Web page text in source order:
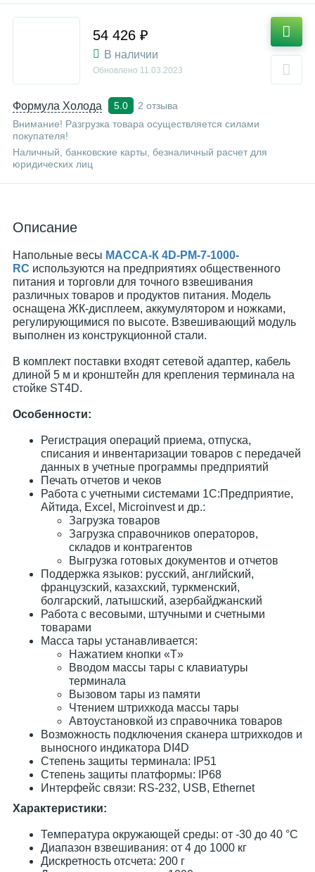
Формула Холода 5.0
2 отзыва
Внимание! Разгрузка товара осуществляется силами
покупателя!
Наличный, банковские карты, безналичный расчет для
юридических лиц
54 426 ₽
В наличии
Обновлено 11.03.2023
Описание
Напольные весы МАССА-К 4D-PМ-7-1000-
RC используются на предприятиях общественного
питания и торговли для точного взвешивания
различных товаров и продуктов питания. Модель
оснащена ЖК-дисплеем, аккумулятором и ножками,
регулирующимися по высоте. Взвешивающий модуль
выполнен из конструкционной стали.
В комплект поставки входят сетевой адаптер, кабель
длиной 5 м и кронштейн для крепления терминала на
стойке ST4D.
Особенности:
Регистрация операций приема, отпуска,
списания и инвентаризации товаров с передачей
данных в учетные программы предприятий
Печать отчетов и чеков
Работа с учетными системами 1С:Предприятие,
Айтида, Excel, Microinvest и др.:
Загрузка товаров
Загрузка справочников операторов,
складов и контрагентов
Выгрузка готовых документов и отчетов
Поддержка языков: русский, английский,
французский, казахский, туркменский,
болгарский, латышский, азербайджанский
Работа с весовыми, штучными и счетными
товарами
Масса тары устанавливается:
Нажатием кнопки «T»
Вводом массы тары с клавиатуры
терминала
Вызовом тары из памяти
Чтением штрихкода массы тары
Автоустановкой из справочника товаров
Возможность подключения сканера штрихкодов и
выносного индикатора DI4D
Степень защиты терминала: IP51
Степень защиты платформы: IP68
Интерфейс связи: RS-232, USB, Ethernet
Характеристики:
Температура окружающей среды: от -30 до 40 °С
Диапазон взвешивания: от 4 до 1000 кг
Дискретность отсчета: 200 г